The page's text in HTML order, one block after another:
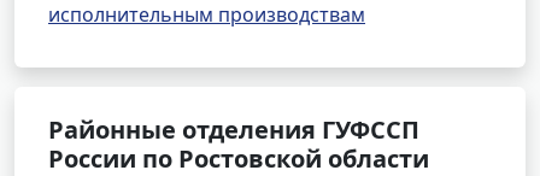
исполнительным производствам
Районные отделения ГУФССП
России по Ростовской области